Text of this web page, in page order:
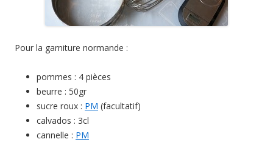
Pour la garniture normande :
pommes : 4 pièces
beurre : 50gr
sucre roux : PM (facultatif)
calvados : 3cl
cannelle : PM